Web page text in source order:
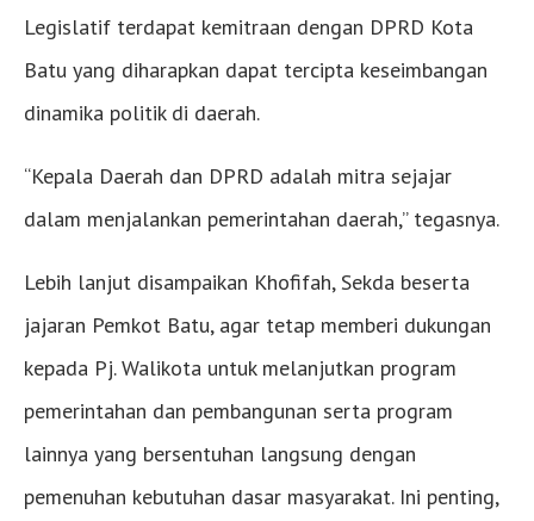
Legislatif terdapat kemitraan dengan DPRD Kota
Batu yang diharapkan dapat tercipta keseimbangan
dinamika politik di daerah.
“Kepala Daerah dan DPRD adalah mitra sejajar
dalam menjalankan pemerintahan daerah,” tegasnya.
Lebih lanjut disampaikan Khofifah, Sekda beserta
jajaran Pemkot Batu, agar tetap memberi dukungan
kepada Pj. Walikota untuk melanjutkan program
pemerintahan dan pembangunan serta program
lainnya yang bersentuhan langsung dengan
pemenuhan kebutuhan dasar masyarakat. Ini penting,